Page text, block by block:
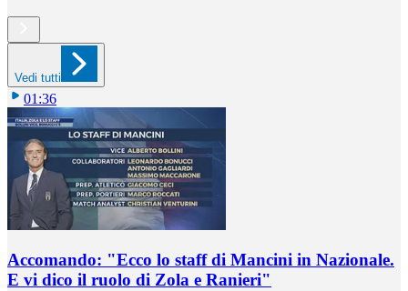
Vedi tutti
01:36
Accomando: "Ecco lo staff di Mancini in Nazionale.
E vi dico il ruolo di Zola e Ranieri"